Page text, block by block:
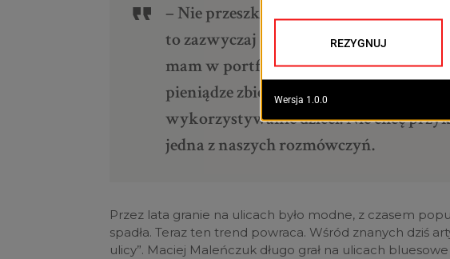
– Nie przeszkadzają mi, ale rzadko
to zazwyczaj to małe nominały, kilka
mam w portfelu. Nie daję za to
pieniądze zbierają ich dzieci, to już
wykorzystywanie dzieci. Nie chcę
jedna z naszych rozmówczyń.
Przez lata granie na ulicach było modne, z czasem
spadła. Teraz ten trend powraca. Wśród znanych dziś
ulicy”. Maciej Maleńczuk długo grał na ulicach